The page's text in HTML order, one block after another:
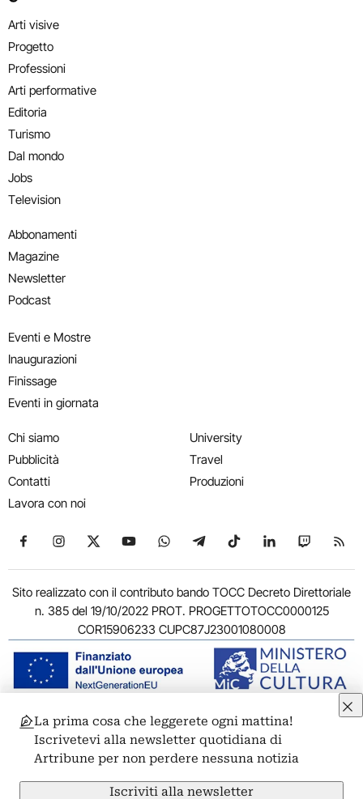
Arti visive
Progetto
Professioni
Arti performative
Editoria
Turismo
Dal mondo
Jobs
Television
Abbonamenti
Magazine
Newsletter
Podcast
Eventi e Mostre
Inaugurazioni
Finissage
Eventi in giornata
Chi siamo
Pubblicità
Contatti
Lavora con noi
University
Travel
Produzioni
Seguici su Facebook
Seguici su Instagram
Seguici su X
Seguici su YouTube
Seguici su WhatsApp
Seguici su Telegram
Seguici su TikTok
Seguici su
Seguici
Sito realizzato con il contributo bando TOCC Decreto Direttoriale
n. 385 del 19/10/2022 PROT. PROGETTOTOCC0000125
COR15906233 CUPC87J23001080008
© 2011-2026 ARTRIBUNE srl – Corso Vittorio Emanuele II, 287 –
00186 Roma - P.I. 11381581005
Privacy: Responsabile della protezione dei dati personali
ARTRIBUNE srl – Corso Vittorio Emanuele II, 287 – 00186 Roma
La prima cosa che leggerete ogni mattina!
Iscrivetevi alla newsletter quotidiana di
Artribune per non perdere nessuna notizia
Iscriviti alla newsletter